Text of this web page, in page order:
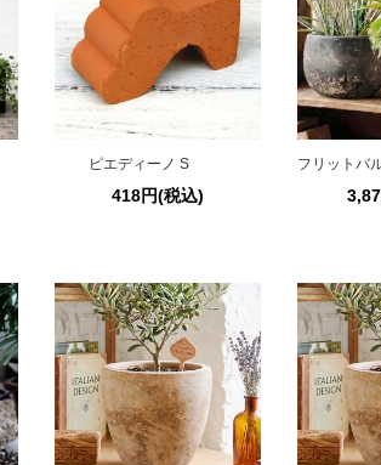
ピエディーノ S
418円(税込)
フリットバ